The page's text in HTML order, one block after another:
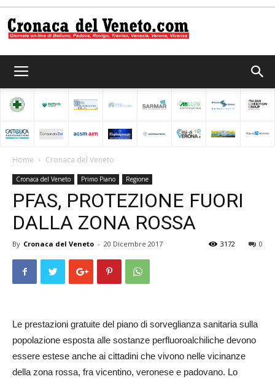
del
Veneto
Home Cronaca del Veneto
Cronaca del Veneto Primo Piano Regione
PFAS, PROTEZIONE FUORI
DALLA ZONA ROSSA
By Cronaca del Veneto - 20 Dicembre 2017 0
3172
Le prestazioni gratuite del piano di sorveglianza sanitaria sulla
popolazione esposta alle sostanze perfluoroalchiliche devono
essere estese anche ai cittadini che vivono nelle vicinanze
della zona rossa, fra vicentino, veronese e padovano. Lo